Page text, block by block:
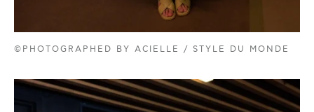
©PHOTOGRAPHED BY ACIELLE / STYLE DU MONDE